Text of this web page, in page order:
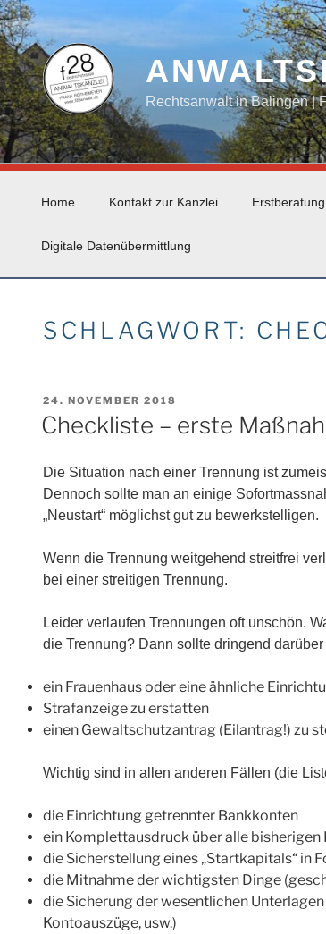
Zum
Inhalt
springen
Rechtsanwalt in Balingen |
Home Kontakt zur Kanzlei Erstberatung
Digitale Datenübermittlung
SCHLAGWORT:
VERÖFFENTLICHT
AM
24. NOVEMBER 2018
Checkliste – erste
Die Situation nach einer Trennung ist
Dennoch sollte man an einige
„Neustart“ möglichst gut zu bewerkstelligen.
Wenn die Trennung weitgehend streitfrei
bei einer streitigen Trennung.
Leider verlaufen Trennungen oft unschön.
die Trennung? Dann sollte dringend
ein Frauenhaus oder eine ähnliche
Strafanzeige zu erstatten
einen Gewaltschutzantrag (Eilantrag!) zu
Wichtig sind in allen anderen Fällen (die
die Einrichtung getrennter Bankkonten
ein Komplettausdruck über alle
die Sicherstellung eines „Startkapitals“ in
die Mitnahme der wichtigsten Dinge
die Sicherung der wesentlichen
Kontoauszüge, usw.)